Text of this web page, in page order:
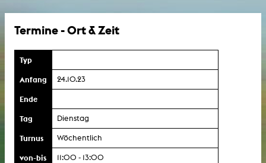
Termine - Ort & Zeit
Typ
Anfang 24.10.23
Ende
Tag Dienstag
Turnus Wöchentlich
von-bis 11:00 - 13:00